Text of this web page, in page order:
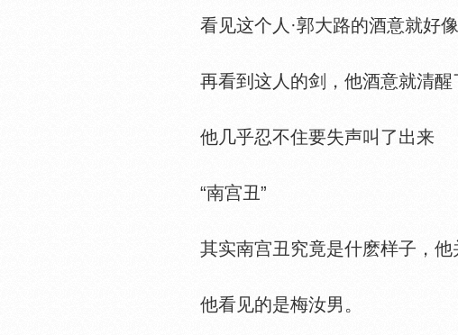
看见这个人·郭大路的酒意就好像
再看到这人的剑，他酒意就清醒
他几乎忍不住要失声叫了出来
“南宫丑”
其实南宫丑究竟是什麽样子，他
他看见的是梅汝男。